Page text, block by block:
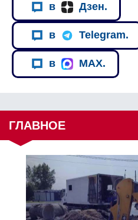
в Дзен.
в Telegram.
в MAX.
ГЛАВНОЕ